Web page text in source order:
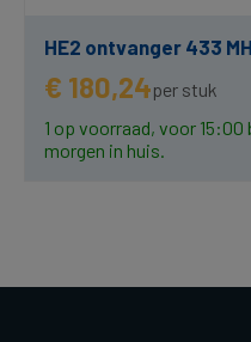
HE2 ontvanger 433
€ 180,24per stuk
1 op voorraad, voor 15:00
morgen in huis.